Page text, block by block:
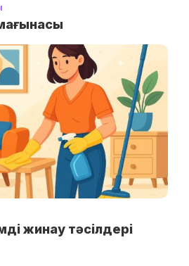
жинау тәсілдері